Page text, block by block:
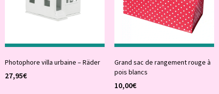
Photophore villa urbaine – Räder
27,95€
Grand sac de rangement rouge à
pois blancs
10,00€